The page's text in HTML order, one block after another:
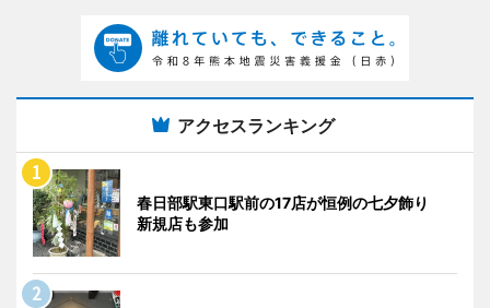
アクセスランキング
春日部駅東口駅前の17店が恒例の七夕飾り
新規店も参加